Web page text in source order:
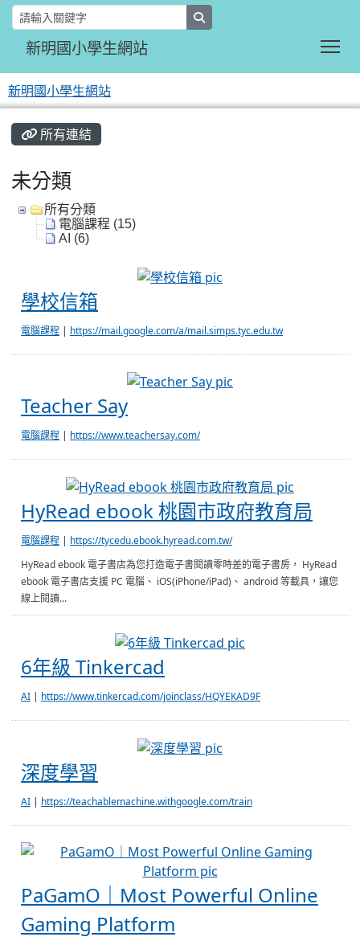
新明國小學生網站
新明國小學生網站
所有連結
未分類
所有分類
電腦課程 (15)
AI (6)
學校信箱
電腦課程 | https://mail.google.com/a/mail.simps.tyc.edu.tw
Teacher Say
電腦課程 | https://www.teachersay.com/
HyRead ebook 桃園市政府教育局
電腦課程 | https://tycedu.ebook.hyread.com.tw/
HyRead ebook 電子書店為您打造電子書閱讀零時差的電子書房， HyRead
ebook 電子書店支援 PC 電腦、 iOS(iPhone/iPad)、 android 等載具，讓您
線上閱讀...
6年級 Tinkercad
AI | https://www.tinkercad.com/joinclass/HQYEKAD9F
深度學習
AI | https://teachablemachine.withgoogle.com/train
PaGamO｜Most Powerful Online
Gaming Platform